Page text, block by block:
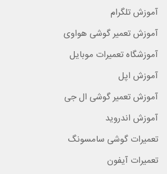
آموزش تلگرام
آموزش تعمیر گوشی هواوی
آموزشگاه تعمیرات موبایل
آموزش اپل
آموزش تعمیر گوشی ال جی
آموزش اندروید
تعمیرات گوشی سامسونگ
تعمیرات آیفون